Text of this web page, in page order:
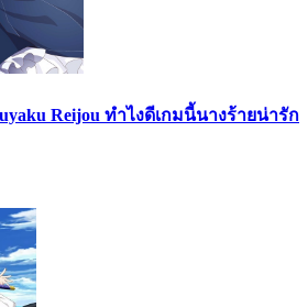
Reijou ทำไงดีเกมนี้นางร้ายน่ารัก